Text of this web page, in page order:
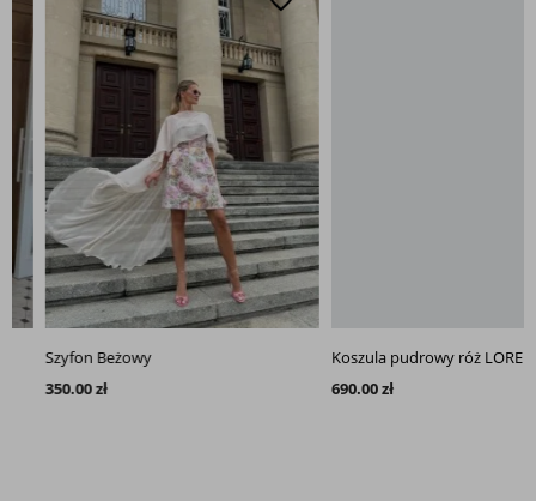
Szyfon Beżowy
350.00 zł
Koszula pudrowy róż LORENA
690.00 zł